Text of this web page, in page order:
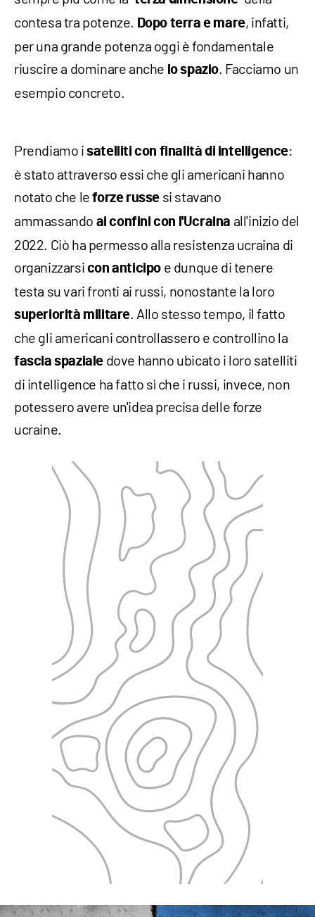
contesa tra potenze. Dopo terra e mare, infatti,
per una grande potenza oggi è fondamentale
riuscire a dominare anche lo spazio. Facciamo un
esempio concreto.
Prendiamo isatelliticon finalità di intelligence:
è stato attraverso essi che gli americani hanno
notato che leforze russe si stavano
ammassando ai confini con l'Ucraina all'inizio del
2022. Ciò ha permesso alla resistenza ucraina di
organizzarsi con anticipo e dunque di tenere
testa su vari fronti ai russi, nonostante la loro
superiorità militare. Allo stesso tempo, il fatto
che gli americani controllassero e controllino la
fascia spaziale dove hanno ubicato i loro satelliti
di intelligence ha fatto sì che i russi, invece, non
potessero avere un'idea precisa delle forze
ucraine.